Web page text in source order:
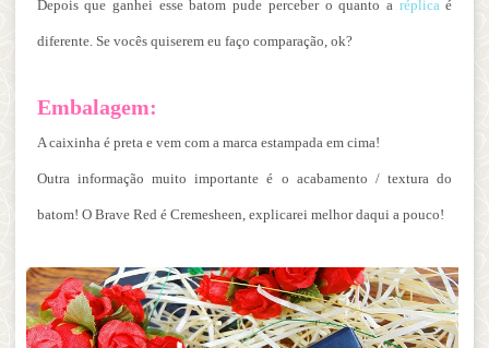
Depois que ganhei esse batom pude perceber o quanto a réplica é
diferente. Se vocês quiserem eu faço comparação, ok?
Embalagem:
A caixinha é preta e vem com a marca estampada em cima!
Outra informação muito importante é o acabamento / textura do
batom! O Brave Red é Cremesheen, explicarei melhor daqui a pouco!